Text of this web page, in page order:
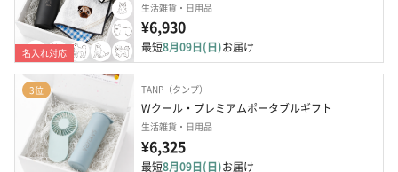
名入れ対応
生活雑貨・日用品
¥6,930
最短8月09日(日)お届け
3位 TANP（タンプ）
Wクール・プレミアムポータブルギフト
生活雑貨・日用品
¥6,325
最短8月09日(日)お届け